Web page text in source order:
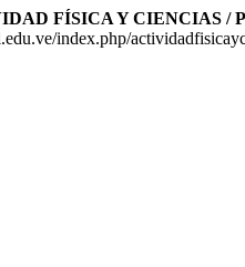
FÍSICA Y CIENCIAS /
index.php/